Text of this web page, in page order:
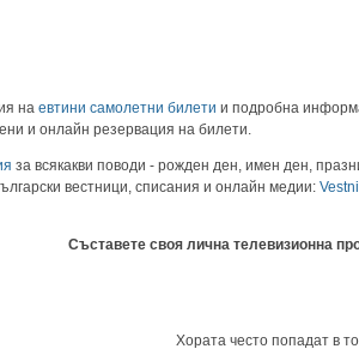
на евтини самолетни билети и подробна
и онлайн резервация на билети.
за всякакви поводи - рожден ден, имен ден,
вестници, списания и онлайн медии:
Съставете своя лична телевизионна
Хората често попадат в